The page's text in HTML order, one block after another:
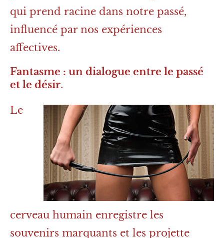
qui prend racine dans notre passé,
influencé par nos expériences
affectives.
Fantasme : un dialogue entre le passé
et le désir.
Le
cerveau humain enregistre les
souvenirs marquants et les projette